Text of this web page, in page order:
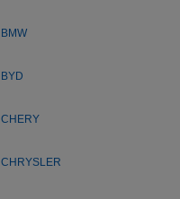
BMW
BYD
CHERY
CHRYSLER